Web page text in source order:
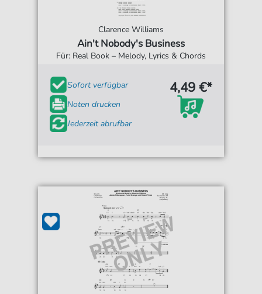
Clarence Williams
Ain't Nobody's Business
Für: Real Book – Melody, Lyrics & Chords
Sofort verfügbar
Noten drucken
Jederzeit abrufbar
4,49 €*